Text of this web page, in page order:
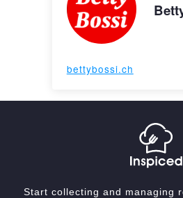
bettybossi.ch
Start collecting and managing